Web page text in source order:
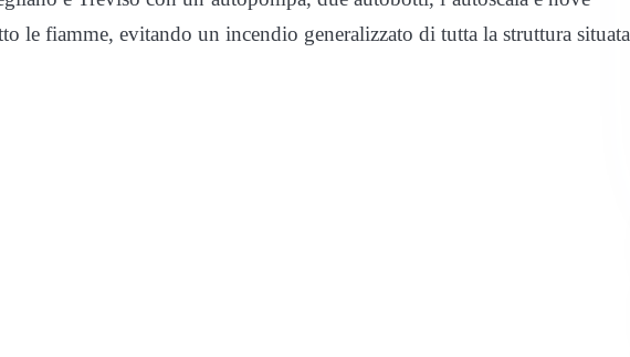
le fiamme, evitando un incendio generalizzato di tutta la struttura situata